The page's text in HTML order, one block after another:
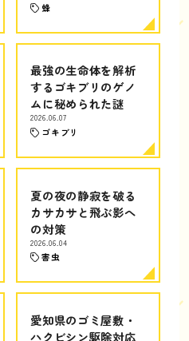
蜂
最強の生命体を解析
するゴキブリのゲノ
ムに秘められた謎
2026.06.07
ゴキブリ
夏の夜の静寂を破る
カサカサと飛ぶ影へ
の対策
2026.06.04
害虫
愛知県のゴミ屋敷・
ハクビシン駆除対応